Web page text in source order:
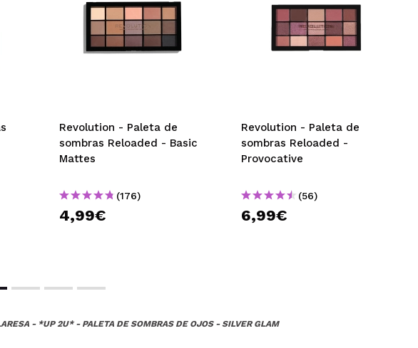
Revolution - Paleta de
sombras Reloaded - Basic
Mattes
(176)
4,99€
Revolution - Paleta de
sombras Reloaded -
Provocative
(56)
6,99€
- *UP 2U* - PALETA DE SOMBRAS DE OJOS - SILVER GLAM